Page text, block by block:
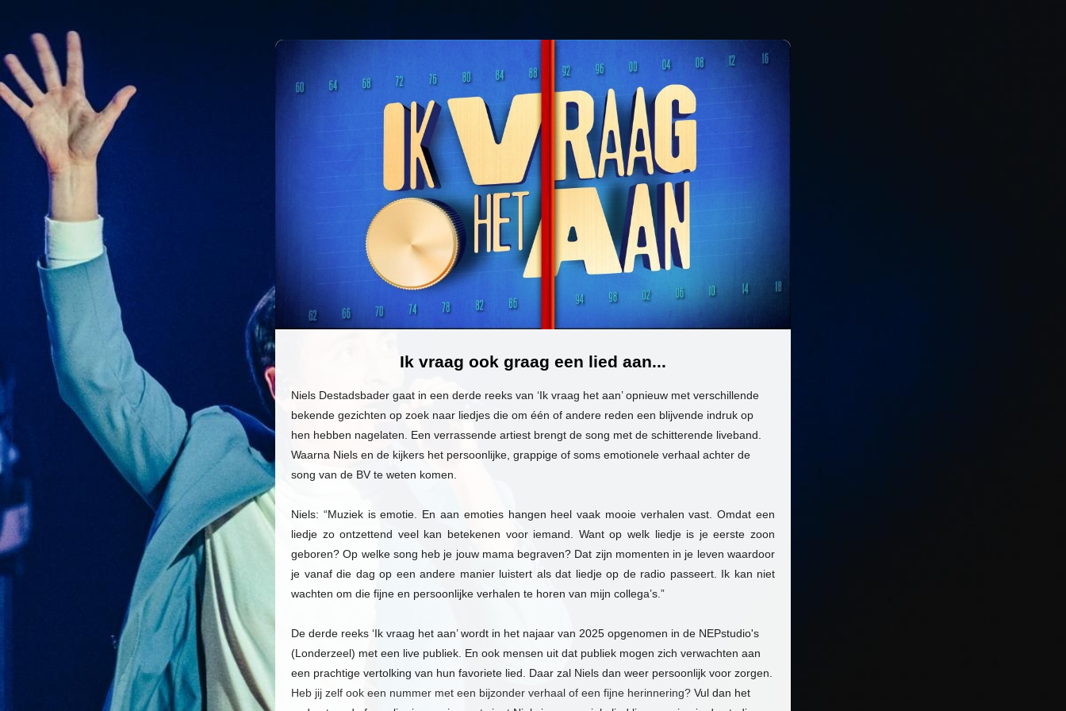
Ik vraag ook graag een lied aan...
Niels Destadsbader gaat in een derde reeks van ‘Ik vraag het aan’ opnieuw met verschillende
bekende gezichten op zoek naar liedjes die om één of andere reden een blijvende indruk op
hen hebben nagelaten. Een verrassende artiest brengt de song met de schitterende liveband.
Waarna Niels en de kijkers het persoonlijke, grappige of soms emotionele verhaal achter de
song van de BV te weten komen.
Niels: “Muziek is emotie. En aan emoties hangen heel vaak mooie verhalen vast. Omdat een
liedje zo ontzettend veel kan betekenen voor iemand. Want op welk liedje is je eerste zoon
geboren? Op welke song heb je jouw mama begraven? Dat zijn momenten in je leven waardoor
je vanaf die dag op een andere manier luistert als dat liedje op de radio passeert. Ik kan niet
wachten om die fijne en persoonlijke verhalen te horen van mijn collega’s.”
De derde reeks ‘Ik vraag het aan’ wordt in het najaar van 2025 opgenomen in de NEPstudio's
(Londerzeel) met een live publiek. En ook mensen uit dat publiek mogen zich verwachten aan
een prachtige vertolking van hun favoriete lied. Daar zal Niels dan weer persoonlijk voor zorgen.
Heb jij zelf ook een nummer met een bijzonder verhaal of een fijne herinnering? Vul dan het